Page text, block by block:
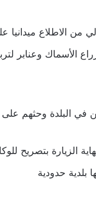
من الاطلاع
الأسماك وعنابر
في البلدة وحثهم
الزيارة بتصريح
بلدية حدودية